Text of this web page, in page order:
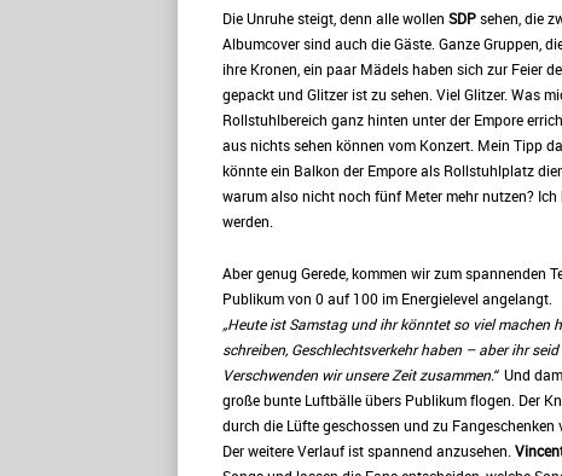
Die Unruhe steigt, denn alle wollen SDPsehen, die
Albumcover sind auch die Gäste. Ganze Gruppen,
ihre Kronen, ein paar Mädels haben sich zur Feier
gepackt und Glitzer ist zu sehen. Viel Glitzer. Was
Rollstuhlbereich ganz hinten unter der Empore
aus nichts sehen können vom Konzert. Mein Tipp
könnte ein Balkon der Empore als Rollstuhlplatz
warum also nicht noch fünf Meter mehr nutzen?
werden.
Aber genug Gerede, kommen wir zum spannenden
Publikum von 0 auf 100 im Energielevel angelangt.
„Heute ist Samstag und ihr könntet so viel machen
schreiben, Geschlechtsverkehr haben – aber ihr
Verschwenden wir unsere Zeit zusammen.“ Und
große bunte Luftbälle übers Publikum flogen. Der
durch die Lüfte geschossen und zu Fangeschenken
Der weitere Verlauf ist spannend anzusehen.